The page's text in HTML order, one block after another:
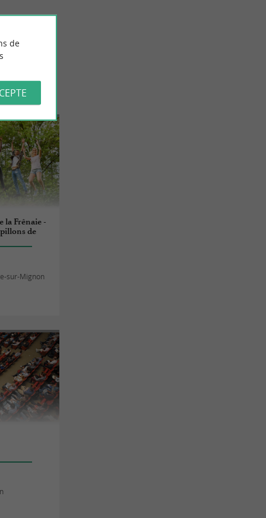
la Frênaie -
de
sur-Mignon
de